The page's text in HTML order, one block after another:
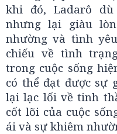
khi đó, Ladarô
nhưng lại giàu
nhường và tình
chiếu về tình
trong cuộc sống
có thể đạt được sự
lại lạc lối về tinh
cốt lõi của cuộc
ái và sự khiêm